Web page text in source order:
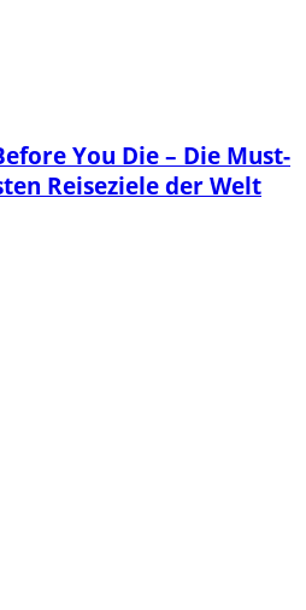
You Die – Die Must-
Reiseziele der Welt